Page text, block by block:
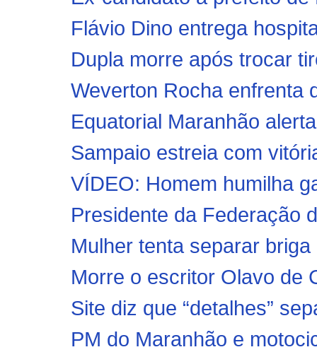
Flávio Dino entrega
Dupla morre após trocar
Weverton Rocha enfrenta
Equatorial Maranhão
Sampaio estreia com
VÍDEO: Homem humilha
Presidente da Federação
Mulher tenta separar
Morre o escritor Olavo de
Site diz que “detalhes”
PM do Maranhão e